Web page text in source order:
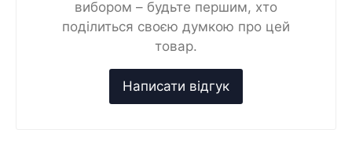
вибором – будьте першим, хто
поділиться своєю думкою про цей
товар.